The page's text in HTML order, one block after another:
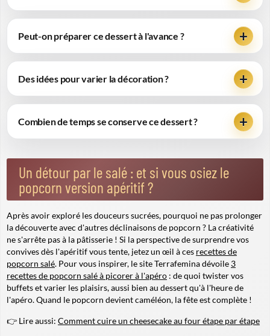
Peut-on préparer ce dessert à l'avance ?
Des idées pour varier la décoration ?
Combien de temps se conserve ce dessert ?
Un détour par le salé : et si vous osiez le
popcorn version apéritif ?
Après avoir exploré les douceurs sucrées, pourquoi ne pas prolonger
la découverte avec d'autres déclinaisons de popcorn ? La créativité
ne s'arrête pas à la pâtisserie ! Si la perspective de surprendre vos
convives dès l'apéritif vous tente, jetez un œil à ces recettes de
popcorn salé. Pour vous inspirer, le site Terrafemina dévoile 3
recettes de popcorn salé à picorer à l'apéro : de quoi twister vos
buffets et varier les plaisirs, aussi bien au dessert qu'à l'heure de
l'apéro. Quand le popcorn devient caméléon, la fête est complète !
👉 Lire aussi: Comment cuire un cheesecake au four étape par étape